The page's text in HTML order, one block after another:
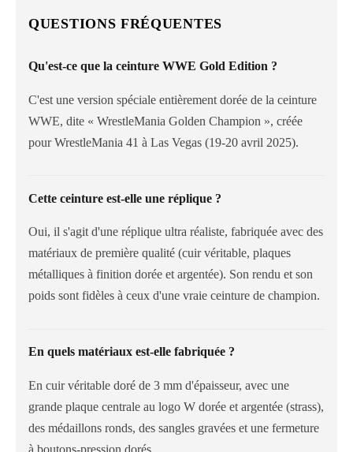
QUESTIONS FRÉQUENTES
Qu'est-ce que la ceinture WWE Gold Edition ?
C'est une version spéciale entièrement dorée de la ceinture
WWE, dite « WrestleMania Golden Champion », créée
pour WrestleMania 41 à Las Vegas (19-20 avril 2025).
Cette ceinture est-elle une réplique ?
Oui, il s'agit d'une réplique ultra réaliste, fabriquée avec des
matériaux de première qualité (cuir véritable, plaques
métalliques à finition dorée et argentée). Son rendu et son
poids sont fidèles à ceux d'une vraie ceinture de champion.
En quels matériaux est-elle fabriquée ?
En cuir véritable doré de 3 mm d'épaisseur, avec une
grande plaque centrale au logo W dorée et argentée (strass),
des médaillons ronds, des sangles gravées et une fermeture
à boutons-pression dorés.